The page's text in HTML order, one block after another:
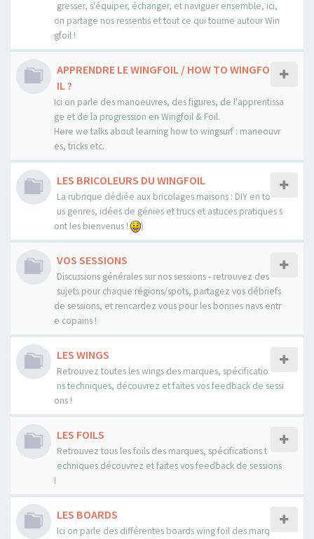
gresser, s'équiper, échanger, et naviguer ensemble, ici,
on partage nos ressentis et tout ce qui tourne autour Win
gfoil !
APPRENDRE LE WINGFOIL / HOW TO WINGFO
IL ?
Ici on parle des manoeuvres, des figures, de l'apprentissa
ge et de la progression en Wingfoil & Foil.
Here we talks about learning how to wingsurf : maneouvr
es, tricks etc.
LES BRICOLEURS DU WINGFOIL
La rubrique dédiée aux bricolages maisons : DIY en to
us genres, idées de génies et trucs et astuces pratiques s
ont les bienvenus !
)
VOS SESSIONS
Discussions générales sur nos sessions - retrouvez des
sujets pour chaque régions/spots, partagez vos débriefs
de sessions, et rencardez vous pour les bonnes navs entr
e copains !
LES WINGS
Retrouvez toutes les wings des marques, spécificatio
ns techniques, découvrez et faites vos feedback de sessi
ons !
LES FOILS
Retrouvez tous les foils des marques, spécifications t
echniques découvrez et faites vos feedback de sessions
!
LES BOARDS
Ici on parle des différentes boards wing foil des marq